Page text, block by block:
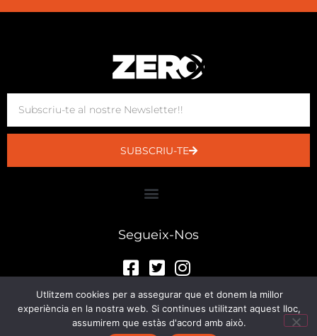
SUBSCRIU-TE
Segueix-Nos
© Sala Zero 2023
Utlitzem cookies per a assegurar que et donem la millor
experiència en la nostra web. Si continues utilitzant aquest lloc,
assumirem que estàs d'acord amb això.